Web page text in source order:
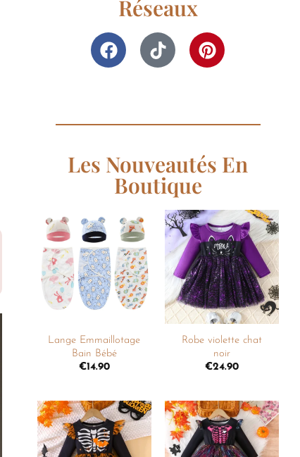
Réseaux
Les Nouveautés En
Boutique
Ajouter
à la
liste de
souhaits
+
Lange Emmaillotage
Bain Bébé
€14.90
Ajouter
à la
liste de
souhaits
+
Robe violette chat
noir
€24.90
Ajouter
à la
Ajouter
à la